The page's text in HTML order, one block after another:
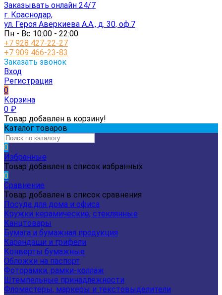
Заказывать онлайн 24/7
г. Краснодар,
ул. Героя Аверкиева А.А., д. 30, оф.7
Пн - Вс 10:00 - 22:00
+7 928 427-22-27
+7 909 466-23-83
Заказать звонок
Вход
Регистрация
0
Корзина
0 ₽
Товар добавлен в корзину!
Каталог товаров
0
Избранные
Товар добавлен в список избранных
0
Сравнение
Товар добавлен в список сравнения
Посуда для дома и офиса
Кружки керамические, стеклянные
Канцтовары
Бумага и бумажная продукция
Карандаши и грифели
Конверты бумажные
Обложки на паспорт
Фоторамки, рамки-коллаж
Штемпельные принадлежности
Фломастеры, маркеры и текстовыделители